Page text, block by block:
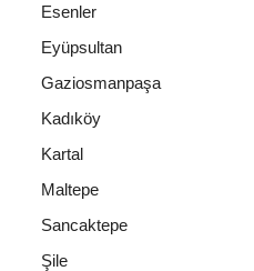
Esenler
Eyüpsultan
Gaziosmanpaşa
Kadıköy
Kartal
Maltepe
Sancaktepe
Şile